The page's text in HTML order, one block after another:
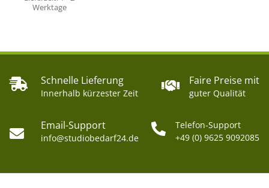
Werktage
Schnelle Lieferung
Innerhalb kürzester Zeit
Faire Preise mit
guter Qualität
Email-Support
info@studiobedarf24.de
Telefon-Support
+49 (0) 9625 9092085